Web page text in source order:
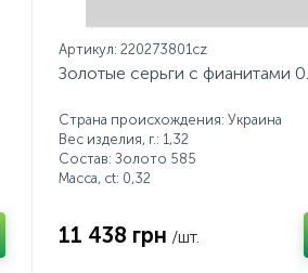
Артикул: 220273801cz
Золотые серьги с фианитами
Страна происхождения: Украина
Вес изделия, г.: 1,32
Состав: Золото 585
Масса, ct: 0,32
11 438 грн /шт.